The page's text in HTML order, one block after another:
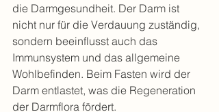
die Darmgesundheit. Der Darm ist
nicht nur für die Verdauung zuständig,
sondern beeinflusst auch das
Immunsystem und das allgemeine
Wohlbefinden. Beim Fasten wird der
Darm entlastet, was die Regeneration
der Darmflora fördert.